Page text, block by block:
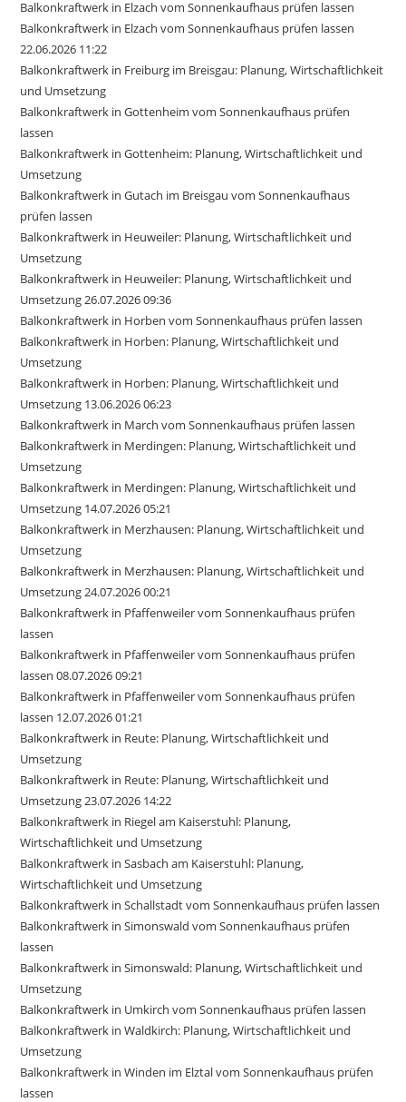
Balkonkraftwerk in Elzach vom Sonnenkaufhaus prüfen lassen
Balkonkraftwerk in Elzach vom Sonnenkaufhaus prüfen lassen
22.06.2026 11:22
Balkonkraftwerk in Freiburg im Breisgau: Planung, Wirtschaftlichkeit
und Umsetzung
Balkonkraftwerk in Gottenheim vom Sonnenkaufhaus prüfen
lassen
Balkonkraftwerk in Gottenheim: Planung, Wirtschaftlichkeit und
Umsetzung
Balkonkraftwerk in Gutach im Breisgau vom Sonnenkaufhaus
prüfen lassen
Balkonkraftwerk in Heuweiler: Planung, Wirtschaftlichkeit und
Umsetzung
Balkonkraftwerk in Heuweiler: Planung, Wirtschaftlichkeit und
Umsetzung 26.07.2026 09:36
Balkonkraftwerk in Horben vom Sonnenkaufhaus prüfen lassen
Balkonkraftwerk in Horben: Planung, Wirtschaftlichkeit und
Umsetzung
Balkonkraftwerk in Horben: Planung, Wirtschaftlichkeit und
Umsetzung 13.06.2026 06:23
Balkonkraftwerk in March vom Sonnenkaufhaus prüfen lassen
Balkonkraftwerk in Merdingen: Planung, Wirtschaftlichkeit und
Umsetzung
Balkonkraftwerk in Merdingen: Planung, Wirtschaftlichkeit und
Umsetzung 14.07.2026 05:21
Balkonkraftwerk in Merzhausen: Planung, Wirtschaftlichkeit und
Umsetzung
Balkonkraftwerk in Merzhausen: Planung, Wirtschaftlichkeit und
Umsetzung 24.07.2026 00:21
Balkonkraftwerk in Pfaffenweiler vom Sonnenkaufhaus prüfen
lassen
Balkonkraftwerk in Pfaffenweiler vom Sonnenkaufhaus prüfen
lassen 08.07.2026 09:21
Balkonkraftwerk in Pfaffenweiler vom Sonnenkaufhaus prüfen
lassen 12.07.2026 01:21
Balkonkraftwerk in Reute: Planung, Wirtschaftlichkeit und
Umsetzung
Balkonkraftwerk in Reute: Planung, Wirtschaftlichkeit und
Umsetzung 23.07.2026 14:22
Balkonkraftwerk in Riegel am Kaiserstuhl: Planung,
Wirtschaftlichkeit und Umsetzung
Balkonkraftwerk in Sasbach am Kaiserstuhl: Planung,
Wirtschaftlichkeit und Umsetzung
Balkonkraftwerk in Schallstadt vom Sonnenkaufhaus prüfen lassen
Balkonkraftwerk in Simonswald vom Sonnenkaufhaus prüfen
lassen
Balkonkraftwerk in Simonswald: Planung, Wirtschaftlichkeit und
Umsetzung
Balkonkraftwerk in Umkirch vom Sonnenkaufhaus prüfen lassen
Balkonkraftwerk in Waldkirch: Planung, Wirtschaftlichkeit und
Umsetzung
Balkonkraftwerk in Winden im Elztal vom Sonnenkaufhaus prüfen
lassen